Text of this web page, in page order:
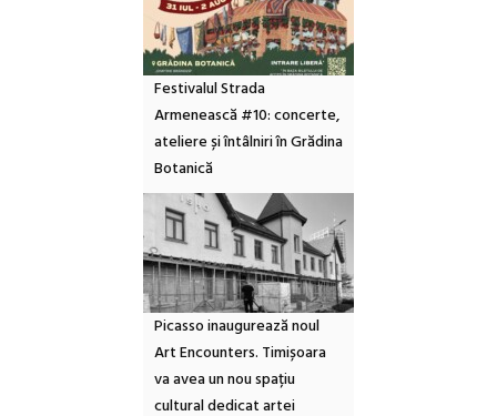
Festivalul Strada
Armenească #10: concerte,
ateliere și întâlniri în Grădina
Botanică
Picasso inaugurează noul
Art Encounters. Timișoara
va avea un nou spațiu
cultural dedicat artei